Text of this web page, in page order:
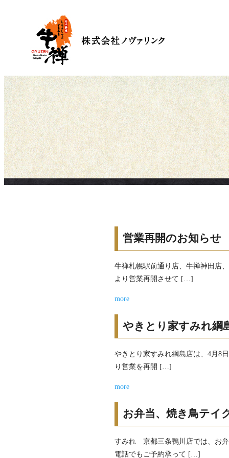
営業再開のお知らせ
牛禅札幌駅前通り店、牛禅神田店
より営業再開させて […]
more
やきとり家すみれ綱
やきとり家すみれ綱島店は、4月8
り営業を再開 […]
more
お弁当、焼き鳥テイ
すみれ 京都三条鴨川店では、お
電話でもご予約承って […]